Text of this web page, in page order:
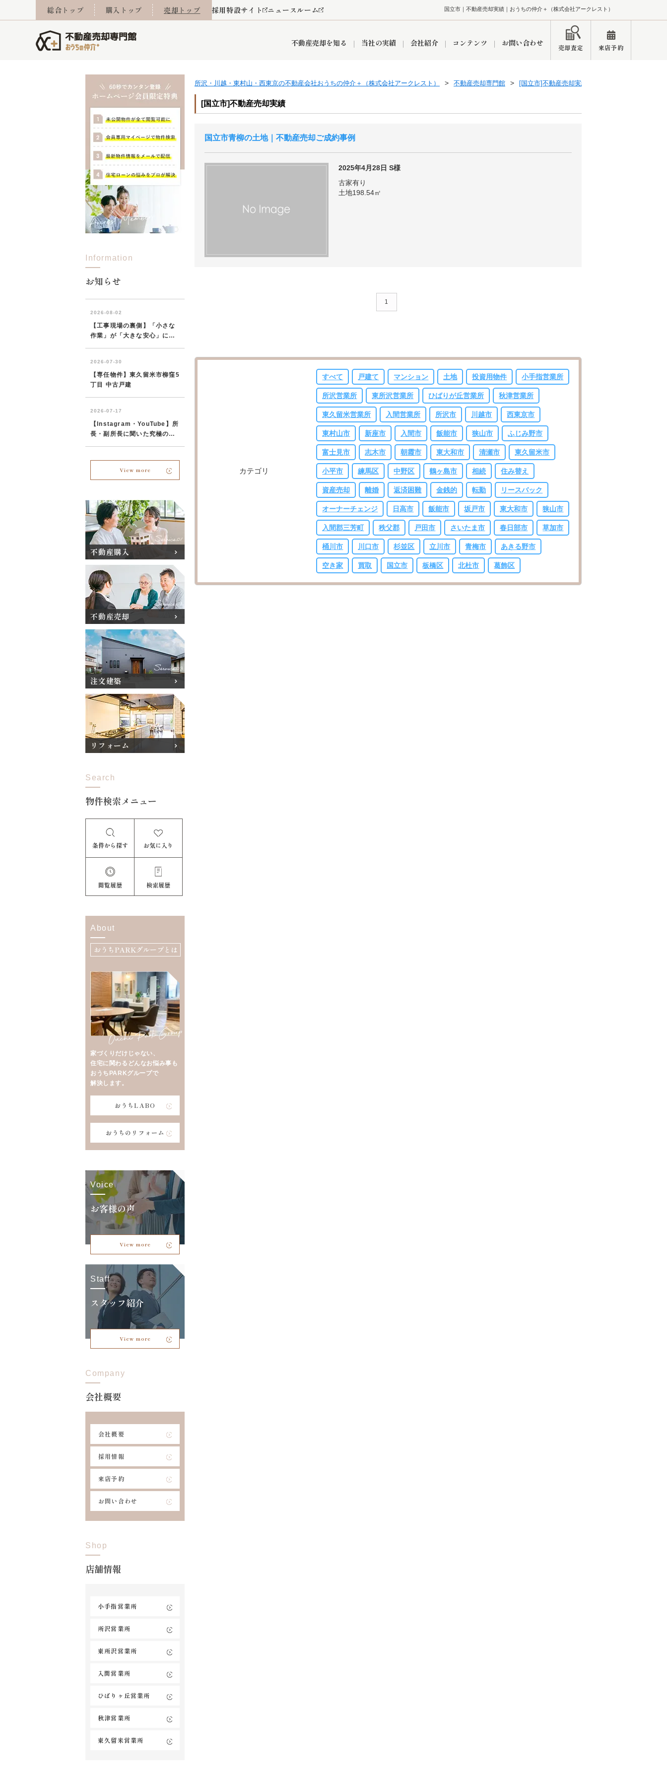
国立市｜不動産売却実績｜おうちの仲介＋（株式会社アークレスト）
総合トップ 購入トップ 売却トップ 採用特設サイト ニュースルーム
不動産売却を知る
不動産買取 空き家
西東京市 東久留米市
売却コラム よくある質問
当社の実績
査定実績 売却成功事例
会社紹介
採用情報 お客様の声
小手指営業所 所沢営業所
おうちLABO おうちパークグループの強み
コンテンツ
おうちパークくらぶ
お問い合わせ
売却査定依頼 オンライン相談予約
売却査定 来店予約
所沢・川越・東村山・西東京の不動産会社おうちの仲介＋（株式会社アークレスト） 不動産売却専門館 [国立市]不動産売却実績一覧
[国立市]不動産売却実績
国立市青柳の土地｜不動産売却ご成約事例
2025年4月28日 S様
古家有り
土地198.54㎡
1
カテゴリ
すべて 戸建て マンション 土地 投資用物件 小手指営業所
所沢営業所 東所沢営業所 ひばりが丘営業所 秋津営業所
東久留米営業所 入間営業所 所沢市 川越市 西東京市
東村山市 新座市 入間市 飯能市 狭山市 ふじみ野市
富士見市 志木市 朝霞市 東大和市 清瀬市 東久留米市
小平市 練馬区 中野区 鶴ヶ島市 相続 住み替え
資産売却 離婚 返済困難 金銭的 転勤 リースバック
オーナーチェンジ 日高市 飯能市 坂戸市 東大和市 狭山市
入間郡三芳町 秩父郡 戸田市 さいたま市 春日部市 草加市
桶川市 川口市 杉並区 立川市 青梅市 あきる野市
空き家 買取 国立市 板橋区 北杜市 葛飾区
Information
お知らせ
View more
不動産購入
不動産売却
注文建築
リフォーム
Search
物件検索メニュー
条件から探す お気に入り
閲覧履歴 検索履歴
About
おうちPARKグループとは
家づくりだけじゃない、
住宅に関わるどんなお悩み事も
おうちPARKグループで
解決します。
おうちLABO
おうちのリフォーム
Voice
お客様の声
View more
Staff
スタッフ紹介
View more
Company
会社概要
会社概要
採用情報
来店予約
お問い合わせ
Shop
店舗情報
小手指営業所
所沢営業所
東所沢営業所
入間営業所
ひばりヶ丘営業所
秋津営業所
東久留米営業所